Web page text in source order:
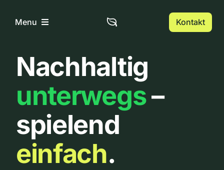
InhaltMenu
Home
Über uns
Urbanlist
Kontakt
Nachhaltig
unterwegs–
spielend
einfach.